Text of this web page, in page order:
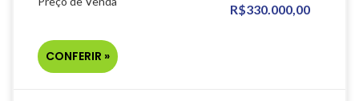
R$330.000,00
CONFERIR »